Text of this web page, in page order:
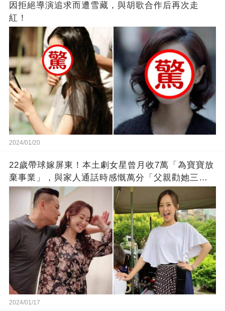
因拒絕導演追求而遭雪藏，與胡歌合作后再次走
紅！
2024/01/20
22歲帶球嫁屏東！本土劇女星曾月收7萬「為寶寶放
棄事業」，與家人通話時感慨萬分「父親勸她三
思」：只有過一次眼淚
2024/01/17